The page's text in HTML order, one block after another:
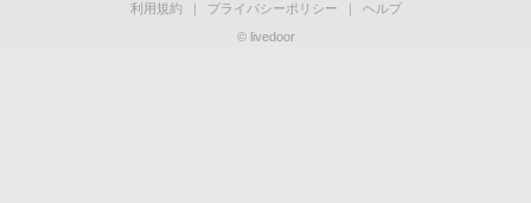
利用規約 ｜ プライバシーポリシー ｜
ヘルプ
© livedoor